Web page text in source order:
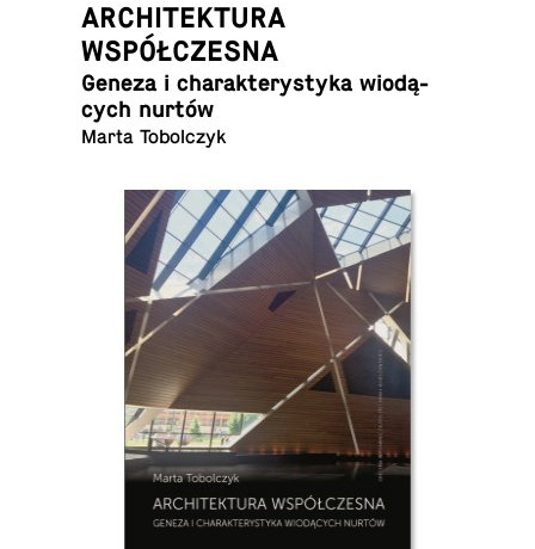
ARCHITEKTURA
WSPÓŁCZESNA
Geneza i cha­rak­te­ry­sty­ka wio­dą­
cych nurtów
Marta Tobolczyk